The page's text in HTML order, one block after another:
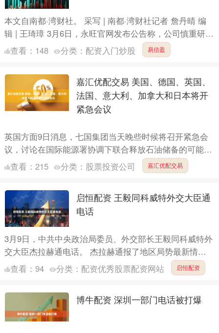
本文自南都·湾财社。 采写 | 南都·湾财社记者 詹丹晴 编
辑 | 王琦璋 3月6日，永旺官网发布公告称，公司慎重研
究，决定2026年3月23日营业结束后，终止....
查看： 148 分类： 配资入门炒股 易信盈
嘉汇优配交易 美国、德国、英国、
法国、意大利、加拿大和日本将开
紧急会议
英国方面9日消息，七国集团当天晚些时候将召开紧急会
议，讨论在国际能源署协调下联合释放石油储备的可能
性，以应对中东局势升级造成油价飙升的问题。 消息人
士称，七国集....
查看： 215 分类： 股票投资公司 嘉汇优配交易
启恒配资 王毅同科威特外交大臣通
电话
3月9日，中共中央政治局委员、外交部长王毅同科威特外
交大臣杰拉赫通电话。 杰拉赫通报了地区局势最新情
况，表示科威特并非战争当事方，但仍受到战火冲击。包
括科在内的....
查看： 94 分类： 配资优秀股票配资网站 启恒配资
博牛配资 深圳一部门电话被打爆